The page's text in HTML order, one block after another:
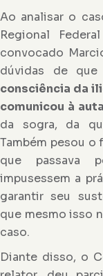
Ao analisar o
Regional
convocado
dúvidas de
consciência da
comunicou à
da sogra, da
Também pesou
que passava
impusessem a
garantir seu
que mesmo isso
caso.
Diante disso, o